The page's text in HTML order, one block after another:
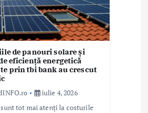
de panouri solare și
eficiență energetică
prin tbi bank au crescut
iulie 4, 2026
tot mai atenți la costurile